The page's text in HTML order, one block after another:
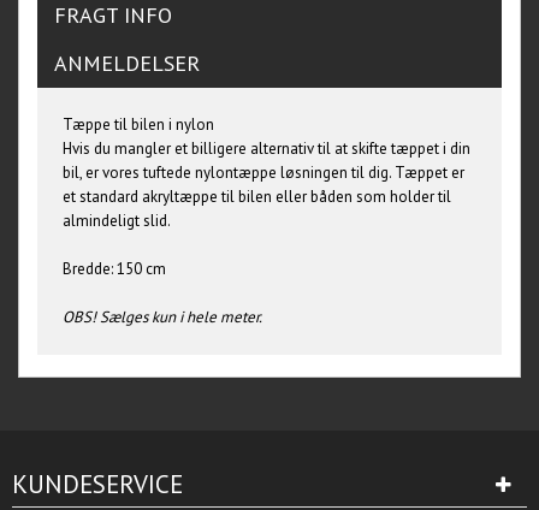
FRAGT INFO
ANMELDELSER
Tæppe til bilen i nylon
Hvis du mangler et billigere alternativ til at skifte tæppet i din
bil, er vores tuftede nylontæppe løsningen til dig. Tæppet er
et standard akryltæppe til bilen eller båden som holder til
almindeligt slid.
Bredde: 150 cm
OBS! Sælges kun i hele meter.
KUNDESERVICE